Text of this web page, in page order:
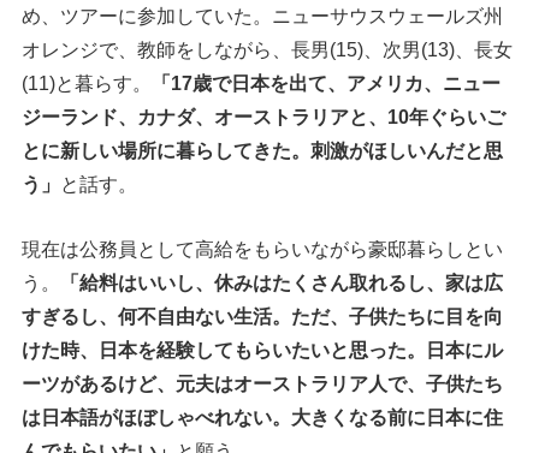
め、ツアーに参加していた。ニューサウスウェールズ州
オレンジで、教師をしながら、長男(15)、次男(13)、長女
(11)と暮らす。
「17歳で日本を出て、アメリカ、ニュー
ジーランド、カナダ、オーストラリアと、10年ぐらいご
とに新しい場所に暮らしてきた。刺激がほしいんだと思
う」 と話す。
現在は公務員として高給をもらいながら豪邸暮らしとい
う。
「給料はいいし、休みはたくさん取れるし、家は広
すぎるし、何不自由ない生活。ただ、子供たちに目を向
けた時、日本を経験してもらいたいと思った。日本にル
ーツがあるけど、元夫はオーストラリア人で、子供たち
は日本語がほぼしゃべれない。大きくなる前に日本に住